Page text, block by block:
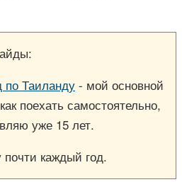
по Таиланду - мой основной
поехать самостоятельно,
уже 15 лет.
почти каждый год.